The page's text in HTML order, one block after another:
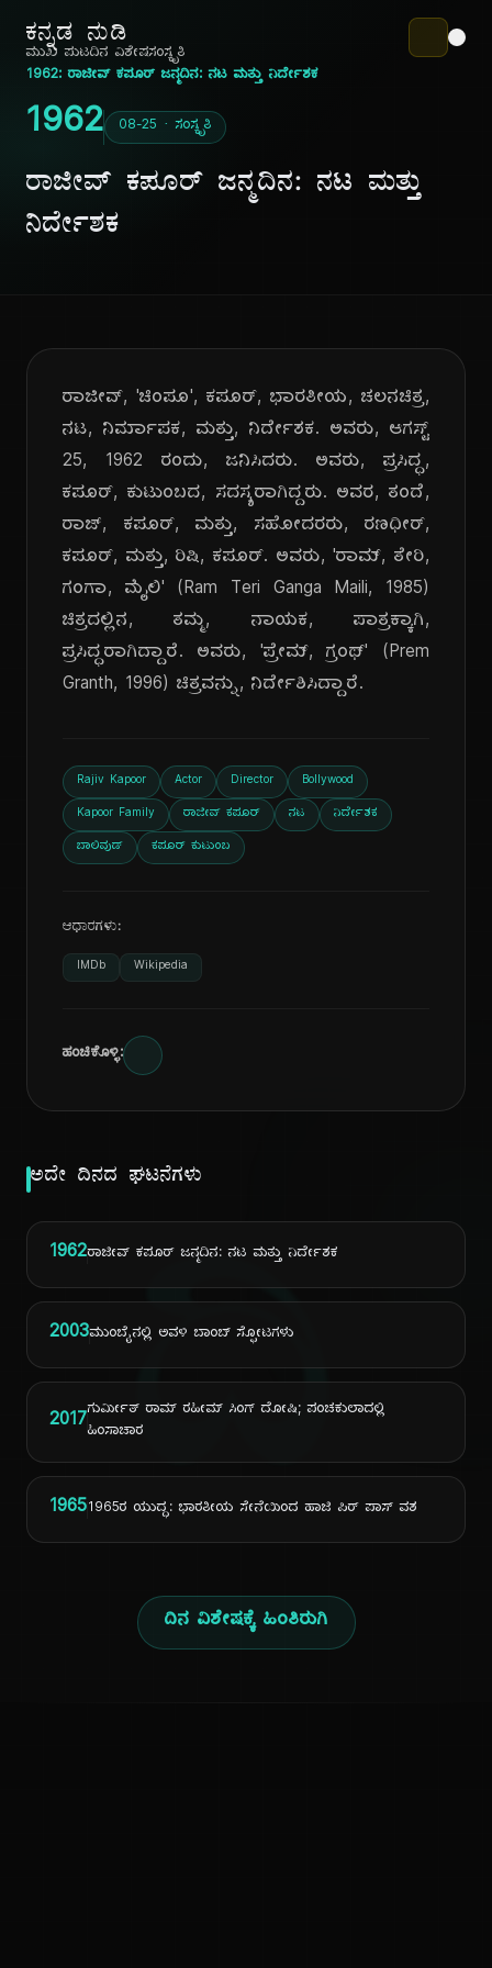
ಕನ್ನಡ ನುಡಿ
ದಿ
ಮುಖ ಪುಟದಿನ ವಿಶೇಷಸಂಸ್ಕೃತಿ
1962: ರಾಜೀವ್ ಕಪೂರ್ ಜನ್ಮದಿನ: ನಟ ಮತ್ತು ನಿರ್ದೇಶಕ
1962 08-25 · ಸಂಸ್ಕೃತಿ
ರಾಜೀವ್ ಕಪೂರ್ ಜನ್ಮದಿನ: ನಟ ಮತ್ತು
ನಿರ್ದೇಶಕ
ರಾಜೀವ್, 'ಚಿಂಪೂ', ಕಪೂರ್, ಭಾರತೀಯ, ಚಲನಚಿತ್ರ,
ನಟ, ನಿರ್ಮಾಪಕ, ಮತ್ತು, ನಿರ್ದೇಶಕ. ಅವರು, ಆಗಸ್ಟ್
25, 1962 ರಂದು, ಜನಿಸಿದರು. ಅವರು, ಪ್ರಸಿದ್ಧ,
ಕಪೂರ್, ಕುಟುಂಬದ, ಸದಸ್ಯರಾಗಿದ್ದರು. ಅವರ, ತಂದೆ,
ರಾಜ್, ಕಪೂರ್, ಮತ್ತು, ಸಹೋದರರು, ರಣಧೀರ್,
ಕಪೂರ್, ಮತ್ತು, ರಿಷಿ, ಕಪೂರ್. ಅವರು, 'ರಾಮ್, ತೇರಿ,
ಗಂಗಾ, ಮೈಲಿ' (Ram Teri Ganga Maili, 1985)
ಚಿತ್ರದಲ್ಲಿನ, ತಮ್ಮ, ನಾಯಕ, ಪಾತ್ರಕ್ಕಾಗಿ,
ಪ್ರಸಿದ್ಧರಾಗಿದ್ದಾರೆ. ಅವರು, 'ಪ್ರೇಮ್, ಗ್ರಂಥ್' (Prem
Granth, 1996) ಚಿತ್ರವನ್ನು, ನಿರ್ದೇಶಿಸಿದ್ದಾರೆ.
Rajiv Kapoor Actor Director Bollywood
Kapoor Family ರಾಜೀವ್ ಕಪೂರ್ ನಟ ನಿರ್ದೇಶಕ
ಬಾಲಿವುಡ್ ಕಪೂರ್ ಕುಟುಂಬ
ಆಧಾರಗಳು:
IMDb Wikipedia
ಹಂಚಿಕೊಳ್ಳಿ:
ಅದೇ ದಿನದ ಘಟನೆಗಳು
1962ರಾಜೀವ್ ಕಪೂರ್ ಜನ್ಮದಿನ: ನಟ ಮತ್ತು ನಿರ್ದೇಶಕ
2003ಮುಂಬೈನಲ್ಲಿ ಅವಳಿ ಬಾಂಬ್ ಸ್ಫೋಟಗಳು
2017ಗುರ್ಮೀತ್ ರಾಮ್ ರಹೀಮ್ ಸಿಂಗ್ ದೋಷಿ; ಪಂಚಕುಲಾದಲ್ಲಿ
ಹಿಂಸಾಚಾರ
19651965ರ ಯುದ್ಧ: ಭಾರತೀಯ ಸೇನೆಯಿಂದ ಹಾಜಿ ಪಿರ್ ಪಾಸ್ ವಶ
ದಿನ ವಿಶೇಷಕ್ಕೆ ಹಿಂತಿರುಗಿ